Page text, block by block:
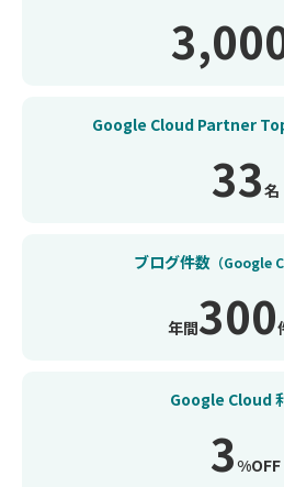
Google Cloud Partner
33名
ブログ件数 （Google
年間300
Google Cloud
3%OFF